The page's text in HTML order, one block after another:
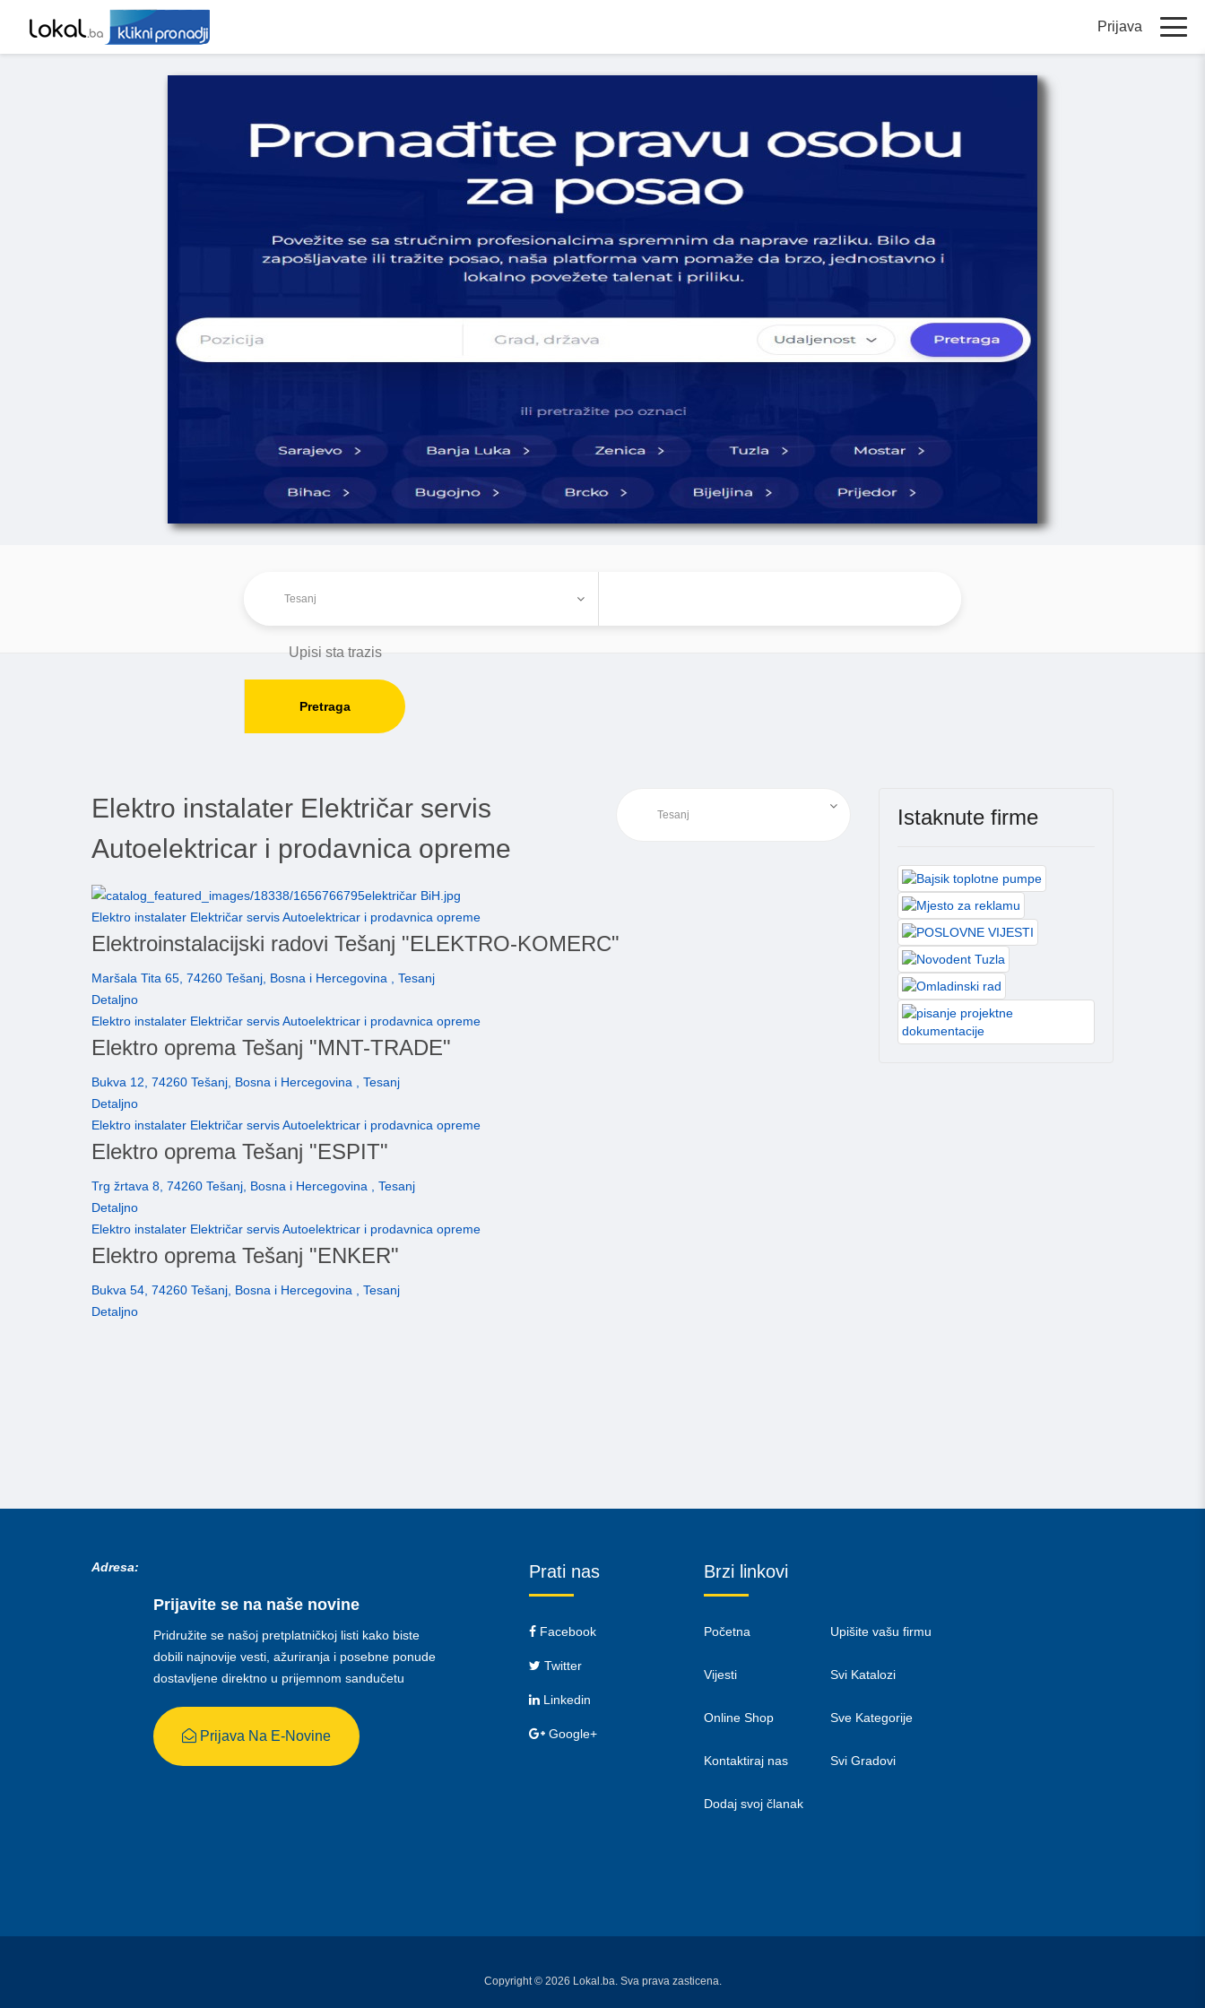
Prijava
Pretraga
Elektro instalater Električar servis
Autoelektricar i prodavnica opreme
Elektro instalater Električar servis Autoelektricar i prodavnica opreme
Elektroinstalacijski radovi Tešanj "ELEKTRO-KOMERC"
Maršala Tita 65, 74260 Tešanj, Bosna i Hercegovina , Tesanj
Detaljno
Elektro instalater Električar servis Autoelektricar i prodavnica opreme
Elektro oprema Tešanj "MNT-TRADE"
Bukva 12, 74260 Tešanj, Bosna i Hercegovina , Tesanj
Detaljno
Elektro instalater Električar servis Autoelektricar i prodavnica opreme
Elektro oprema Tešanj "ESPIT"
Trg žrtava 8, 74260 Tešanj, Bosna i Hercegovina , Tesanj
Detaljno
Elektro instalater Električar servis Autoelektricar i prodavnica opreme
Elektro oprema Tešanj "ENKER"
Bukva 54, 74260 Tešanj, Bosna i Hercegovina , Tesanj
Detaljno
Istaknute firme
Adresa:
Prijavite se na naše novine
Pridružite se našoj pretplatničkoj listi kako biste
dobili najnovije vesti, ažuriranja i posebne ponude
dostavljene direktno u prijemnom sandučetu
Prijava Na E-Novine
Prati nas
Facebook
Twitter
Linkedin
Google+
Brzi linkovi
Početna
Vijesti
Online Shop
Kontaktiraj nas
Dodaj svoj članak
Upišite vašu firmu
Svi Katalozi
Sve Kategorije
Svi Gradovi
Copyright © 2026 Lokal.ba. Sva prava zasticena.